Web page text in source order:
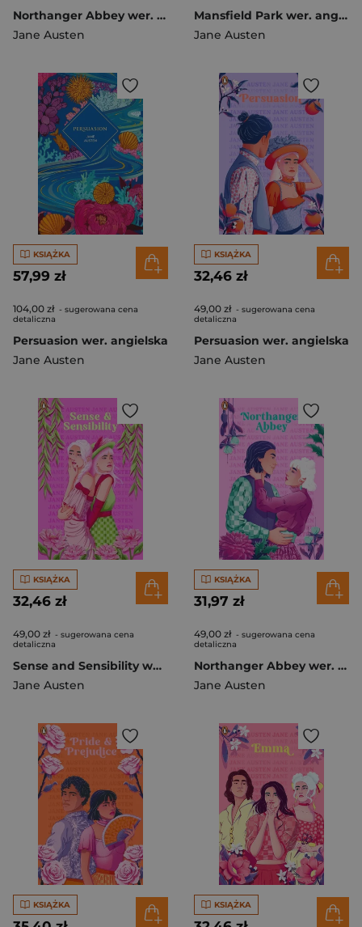
Northanger Abbey wer. angielska
Jane Austen
Mansfield Park wer. angielska
Jane Austen
KSIĄŻKA
57,99 zł
104,00 zł - sugerowana cena
detaliczna
Persuasion wer. angielska
Jane Austen
KSIĄŻKA
32,46 zł
49,00 zł - sugerowana cena
detaliczna
Persuasion wer. angielska
Jane Austen
KSIĄŻKA
32,46 zł
49,00 zł - sugerowana cena
detaliczna
Sense and Sensibility wer. angielska
Jane Austen
KSIĄŻKA
31,97 zł
49,00 zł - sugerowana cena
detaliczna
Northanger Abbey wer. angielska
Jane Austen
KSIĄŻKA KSIĄŻKA